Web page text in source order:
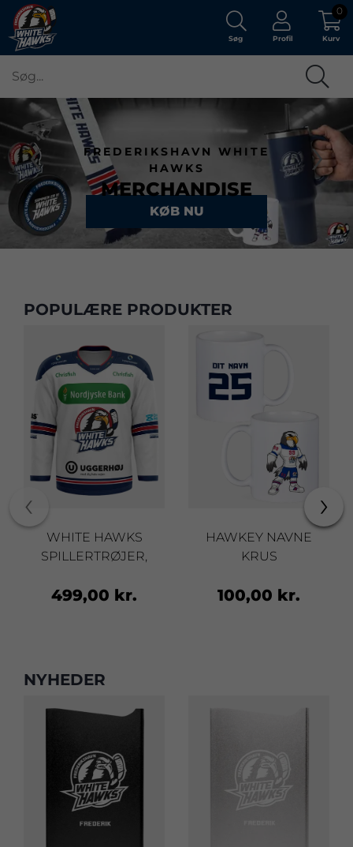
Søg Profil Kurv
0
FREDERIKSHAVN WHITE
HAWKS
MERCHANDISE
KØB NU
‹ ›
POPULÆRE PRODUKTER
WHITE HAWKS
SPILLERTRØJER,
499,00 kr.
HAWKEY NAVNE
KRUS
100,00 kr.
‹ ›
NYHEDER